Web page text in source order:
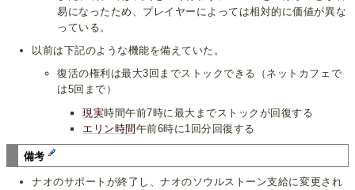
易になったため、プレイヤーによっては相対的に価値が異な
っている。
以前は下記のような機能を備えていた。
復活の権利は最大3回までストックできる（ネットカフェで
は5回まで）
現実時間午前7時に最大までストックが回復する
エリン時間午前6時に1回分回復する
備考
ナオのサポートが終了し、ナオのソウルストーン支給に変更され